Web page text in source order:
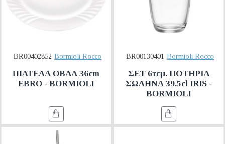
BR00402852 Bormioli Rocco
ΠΙΑΤΕΛΑ ΟΒΑΛ 36cm
EBRO - BORMIOLI
BR00130401 Bormioli Rocco
ΣΕΤ 6τεμ. ΠΟΤΗΡΙΑ
ΣΩΛΗΝΑ 39.5cl IRIS -
BORMIOLI